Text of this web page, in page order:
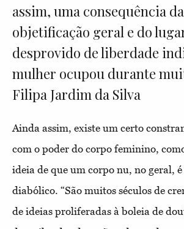
assim, uma consequência da
objetificação geral e do
desprovido de liberdade
mulher ocupou durante
Filipa Jardim da Silva
Ainda assim, existe um certo
com o poder do corpo feminino,
ideia de que um corpo nu, no geral,
diabólico. “São muitos séculos de
de ideias proliferadas à boleia de